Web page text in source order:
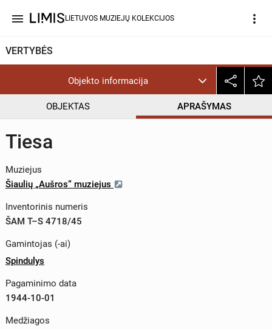
menu LIETUVOS MUZIEJŲ KOLEKCIJOS more_vert
VERTYBĖS
Objekto informacija
OBJEKTAS APRAŠYMAS
Tiesa
Muziejus
Šiaulių „Aušros“ muziejus
Inventorinis numeris
ŠAM T–S 4718/45
Gamintojas (-ai)
Spindulys
Pagaminimo data
1944-10-01
Medžiagos